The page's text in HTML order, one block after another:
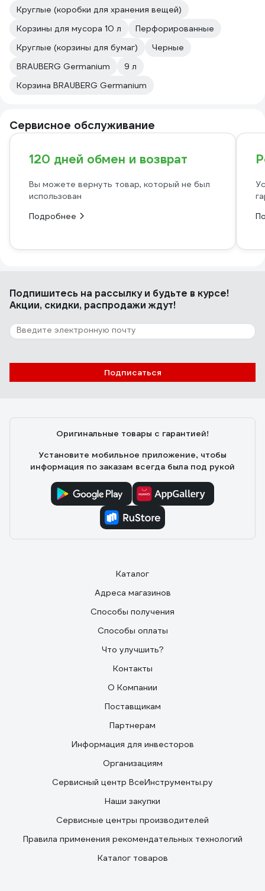
Круглые (коробки для хранения вещей)
Корзины для мусора 10 л
Перфорированные
Круглые (корзины для бумаг)
Черные
BRAUBERG Germanium
9 л
Корзина BRAUBERG Germanium
Сервисное обслуживание
120 дней обмен и возврат
Вы можете вернуть товар, который не был
использован
Подробнее
Подпишитесь на рассылкуи будьте в курсе!
Акции, скидки, распродажи ждут!
Подписаться
Оригинальные товары с гарантией!
Установите мобильное приложение, чтобы
информация по заказам всегда была под рукой
Каталог
Адреса магазинов
Способы получения
Способы оплаты
Что улучшить?
Контакты
О Компании
Поставщикам
Партнерам
Информация для инвесторов
Организациям
Сервисный центр ВсеИнструменты.ру
Наши закупки
Сервисные центры производителей
Правила применения рекомендательных технологий
Каталог товаров